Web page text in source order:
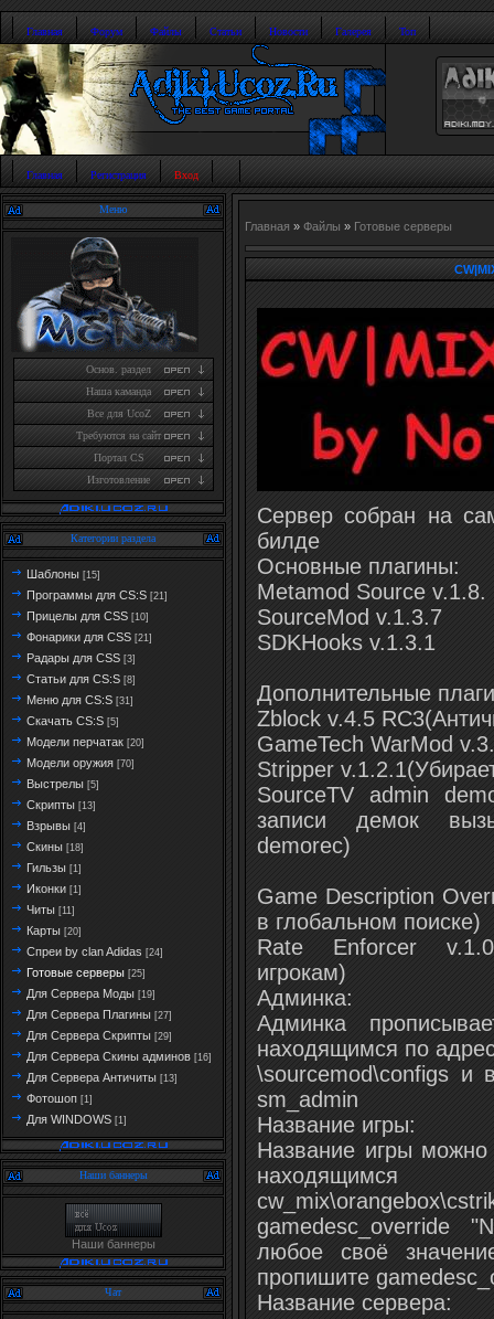
Главная Форум Файлы Статьи Новости Галерея Топ
Главная Регистрация Вход
Меню
Основ. раздел
Наша каманда
Все для UcoZ
Требуются на сайт
Портал CS
Изготовление
Категории раздела
Шаблоны [15]
Программы для CS:S [21]
Прицелы для CSS [10]
Фонарики для CSS [21]
Радары для CSS [3]
Статьи для CS:S [8]
Меню для CS:S [31]
Скачать CS:S [5]
Модели перчатак [20]
Модели оружия [70]
Выстрелы [5]
Скрипты [13]
Взрывы [4]
Скины [18]
Гильзы [1]
Иконки [1]
Читы [11]
Карты [20]
Спреи by clan Adidas [24]
Готовые серверы [25]
Для Сервера Моды [19]
Для Сервера Плагины [27]
Для Сервера Скрипты [29]
Для Сервера Скины админов [16]
Для Сервера Античиты [13]
Фотошоп [1]
Для WINDOWS [1]
Наши баннеры
Наши баннеры
Чат
Главная » Файлы » Готовые серверы
Сервер собран на
билде
Основные плагины:
Metamod Source v.1.8.
SourceMod v.1.3.7
SDKHooks v.1.3.1
Дополнительные
Zblock v.4.5
GameTech WarMod
Stripper
SourceTV admin
записи демок
demorec)
Game Description
в глобальном поиске)
Rate Enforcer
игрокам)
Админка:
Админка
находящимся по
\sourcemod\configs и
sm_admin
Название игры:
Название игры
gamedesc_override
любое своё
пропишите
Название сервера: